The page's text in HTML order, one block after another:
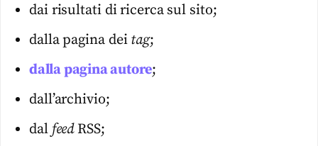
dai risultati di ricerca sul sito;
dalla pagina dei tag;
dalla pagina autore;
dall’archivio;
dal feedRSS;